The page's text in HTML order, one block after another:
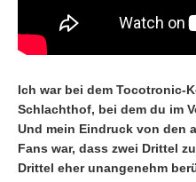
Ich war bei dem Tocotronic-
Schlachthof, bei dem du im
Und mein Eindruck von den
Fans war, dass zwei Drittel
Drittel eher unangenehm